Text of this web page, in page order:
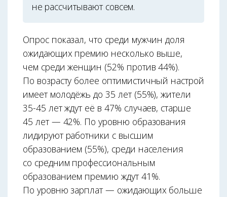
не рассчитывают совсем.
Опрос показал, что среди мужчин доля
ожидающих премию несколько выше,
чем среди женщин (52% против 44%).
По возрасту более оптимистичный настрой
имеет молодёжь до 35 лет (55%), жители
35-45 лет ждут её в 47% случаев, старше
45 лет — 42%. По уровню образования
лидируют работники с высшим
образованием (55%), среди населения
со средним профессиональным
образованием премию ждут 41%.
По уровню зарплат — ожидающих больше